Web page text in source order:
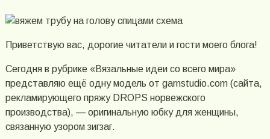
Приветствую вас, дорогие читатели и гости моего блога!
Сегодня в рубрике «Вязальные идеи со всего мира»
представляю ещё одну модель от garnstudio.com (сайта,
рекламирующего пряжу DROPS норвежского
производства), — оригинальную юбку для женщины,
связанную узором зигзаг.